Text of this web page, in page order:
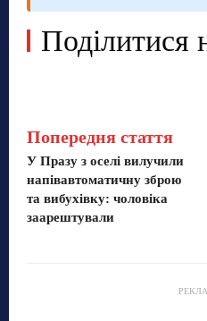
Поділитися
Попередня стаття
У Празу з оселі вилучили
напівавтоматичну зброю
та вибухівку: чоловіка
заарештували